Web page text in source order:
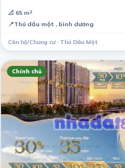
📐 65 m²
📍Thủ dầu một , bình dương
Căn hộ/Chung cư · Thủ Dầu Một
Chính chủ